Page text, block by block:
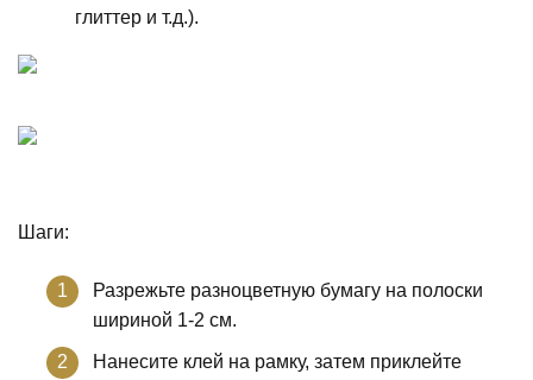
глиттер и т.д.).
Шаги:
Разрежьте разноцветную бумагу на полоски
шириной 1-2 см.
Нанесите клей на рамку, затем приклейте